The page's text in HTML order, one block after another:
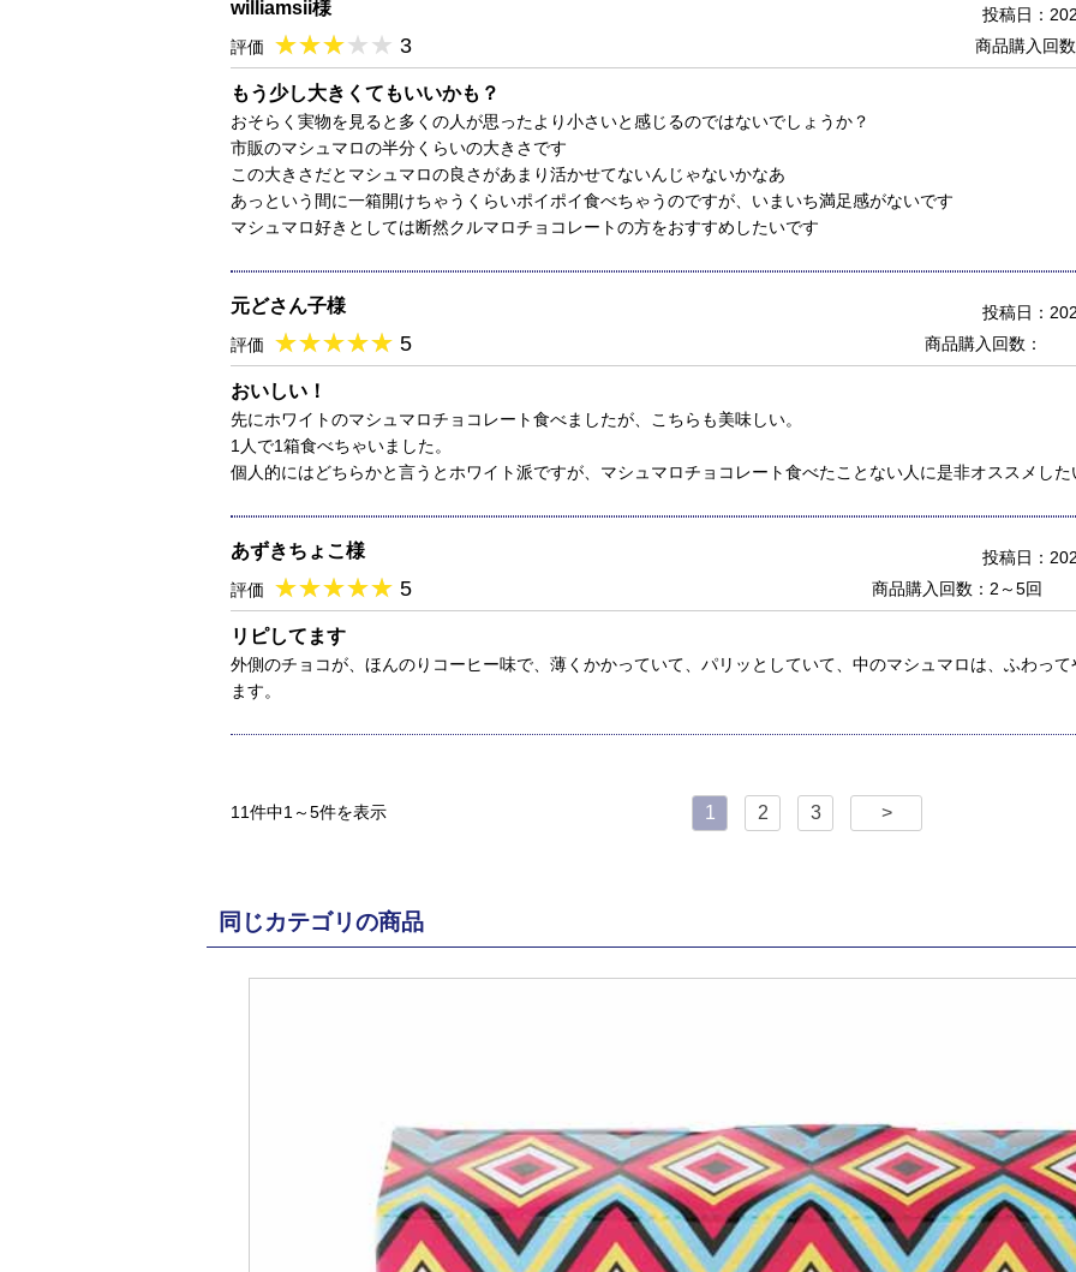
williamsii様
評価 ★★★★★
★★★★★ 3
投稿日：
商品購入回
もう少し大きくてもいいかも？
おそらく実物を見ると多くの人が思ったより小さいと感じるのではないでしょうか？
市販のマシュマロの半分くらいの大きさです
この大きさだとマシュマロの良さがあまり活かせてないんじゃないかなあ
あっという間に一箱開けちゃうくらいポイポイ食べちゃうのですが、いまいち満足感がないです
マシュマロ好きとしては断然クルマロチョコレートの方をおすすめしたいです
元どさん子様
評価 ★★★★★
★★★★★ 5
投稿日：
商品購入回数：
おいしい！
先にホワイトのマシュマロチョコレート食べましたが、こちらも美味しい。
1人で1箱食べちゃいました。
個人的にはどちらかと言うとホワイト派ですが、マシュマロチョコレート食べたことない人に是非オススメした
あずきちょこ様
評価 ★★★★★
★★★★★ 5
投稿日：
商品購入回数：2～5回
リピしてます
外側のチョコが、ほんのりコーヒー味で、薄くかかっていて、パリッとしていて、中のマシュマロは、ふわっ
ます。
11件中1～5件を表示 1 2 3 >
同じカテゴリの商品